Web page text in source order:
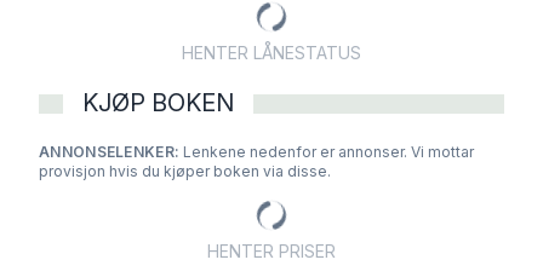
HENTER LÅNESTATUS
KJØP BOKEN
ANNONSELENKER: Lenkene nedenfor er annonser. Vi mottar
provisjon hvis du kjøper boken via disse.
HENTER PRISER